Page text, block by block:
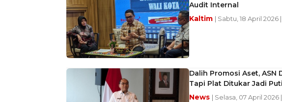
Audit Internal
Kaltim | Sabtu, 18 April 2026
Dalih Promosi Aset, ASN
Tapi Plat Ditukar Jadi
News | Selasa, 07 April 2026 |